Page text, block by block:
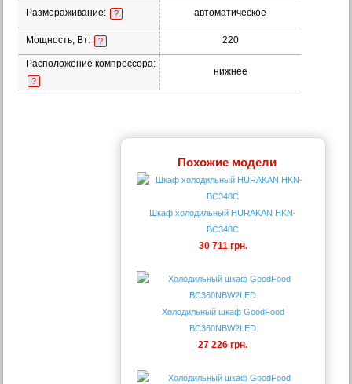
Размораживание: ? автоматическое
Мощность, Вт: ? 220
Расположение компрессора:
?
нижнее
Похожие модели
Шкаф холодильный HURAKAN HKN-
BC348C
30 711 грн.
Холодильный шкаф GoodFood
BC360NBW2LED
27 226 грн.